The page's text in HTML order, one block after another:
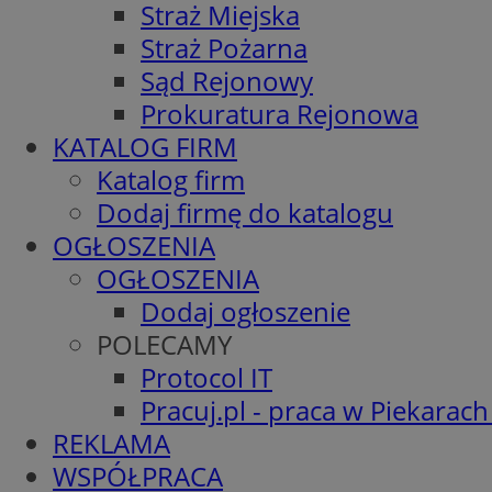
Straż Miejska
Straż Pożarna
Sąd Rejonowy
Prokuratura Rejonowa
KATALOG FIRM
Katalog firm
Dodaj firmę do katalogu
OGŁOSZENIA
OGŁOSZENIA
Dodaj ogłoszenie
POLECAMY
Protocol IT
Pracuj.pl - praca w
REKLAMA
WSPÓŁPRACA